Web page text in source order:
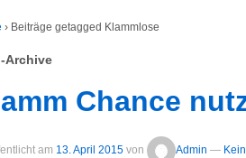
› Beiträge getagged Klammlose
Archive
Chance
am 13. April 2015 von Admin —